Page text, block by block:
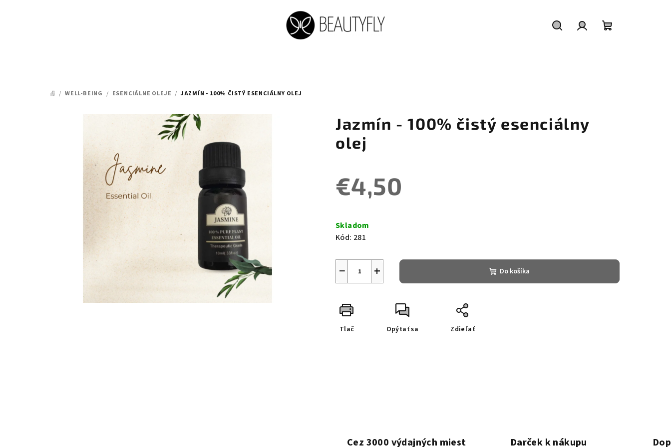
DOMOV
/ WELL-BEING / ESENCIÁLNE OLEJE / JAZMÍN - 100% ČISTÝ ESENCIÁLNY OLEJ
Jazmín - 100% čistý esenciálny
olej
€4,50
cena:
Skladom
Kód: 281
+
− Do košíka
Tlač Opýtať sa Zdieľať
Cez 3000 výdajných miest Darček k nákupu